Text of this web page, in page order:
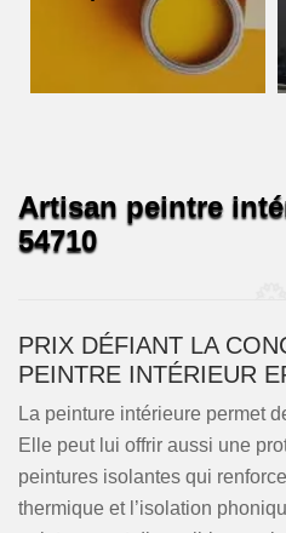
Artisan peintre
54710
PRIX DÉFIANT LA
PEINTRE INTÉRIEUR
La peinture intérieure permet
Elle peut lui offrir aussi une
peintures isolantes qui
thermique et l’isolation